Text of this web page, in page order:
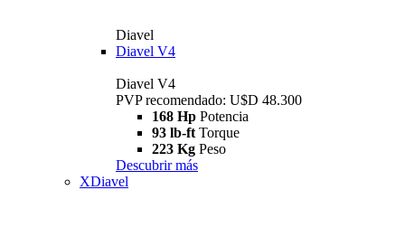
Diavel
Diavel V4
Diavel V4
PVP recomendado: U$D 48.300
168 Hp Potencia
93 lb-ft Torque
223 Kg Peso
Descubrir más
XDiavel